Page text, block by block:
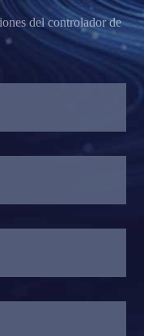
del controlador de